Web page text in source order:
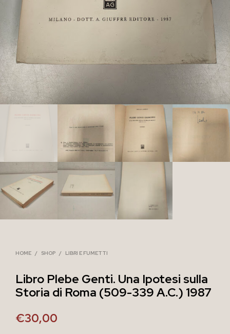
HOME / SHOP / LIBRI E FUMETTI
Libro Plebe Genti. Una Ipotesi sulla
Storia di Roma (509-339 A.C.) 1987
€30,00